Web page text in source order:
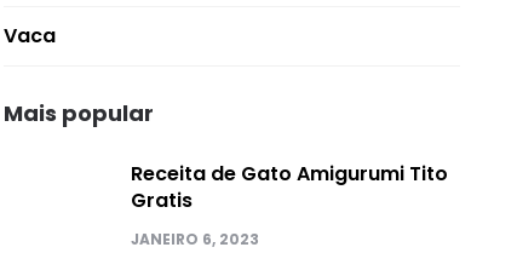
Vaca
Mais popular
Receita de Gato Amigurumi Tito
Gratis
JANEIRO 6, 2023